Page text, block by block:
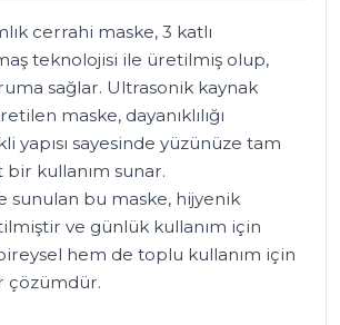
cerrahi maske, 3 katlı
teknolojisi ile üretilmiş olup,
sağlar. Ultrasonik kaynak
maske, dayanıklılığı
yapısı sayesinde yüzünüze tam
kullanım sunar.
sunulan bu maske, hijyenik
ve günlük kullanım için
hem de toplu kullanım için
çözümdür.